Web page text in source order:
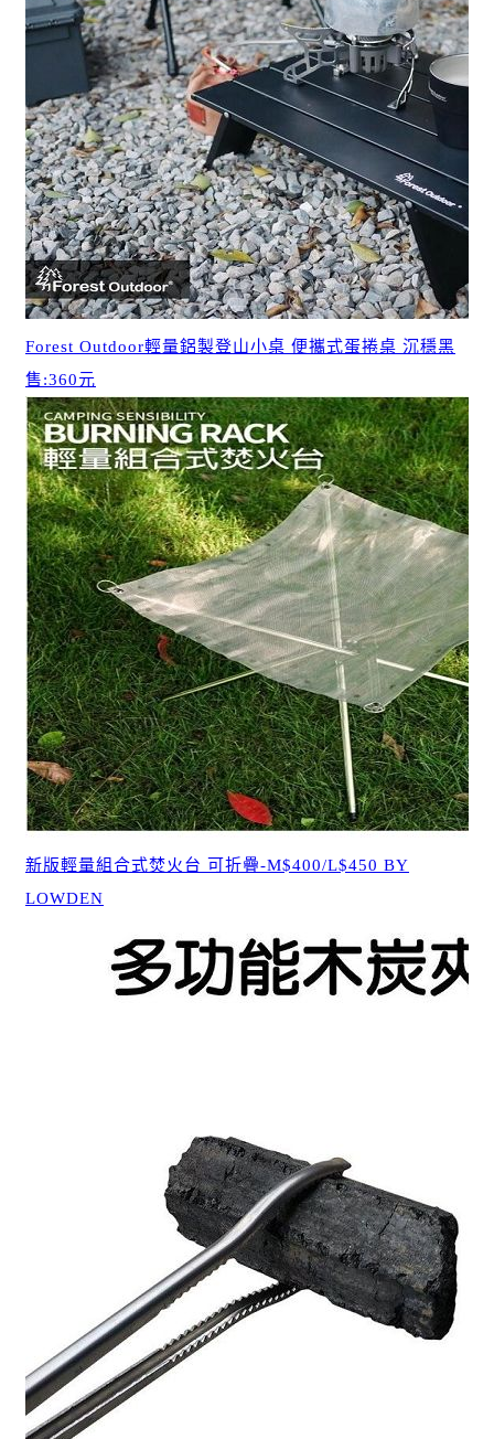
Forest Outdoor輕量鋁製登山小桌 便攜式蛋捲桌 沉穩黑
售:360元
新版輕量組合式焚火台 可折疊-M$400/L$450 BY
LOWDEN